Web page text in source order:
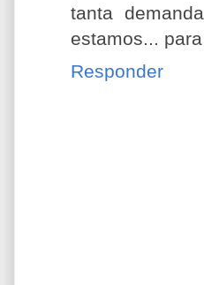
tanta
estamos...
Responder